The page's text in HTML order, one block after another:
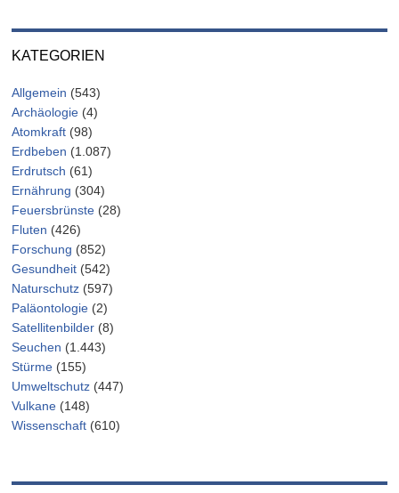
KATEGORIEN
Allgemein (543)
Archäologie (4)
Atomkraft (98)
Erdbeben (1.087)
Erdrutsch (61)
Ernährung (304)
Feuersbrünste (28)
Fluten (426)
Forschung (852)
Gesundheit (542)
Naturschutz (597)
Paläontologie (2)
Satellitenbilder (8)
Seuchen (1.443)
Stürme (155)
Umweltschutz (447)
Vulkane (148)
Wissenschaft (610)